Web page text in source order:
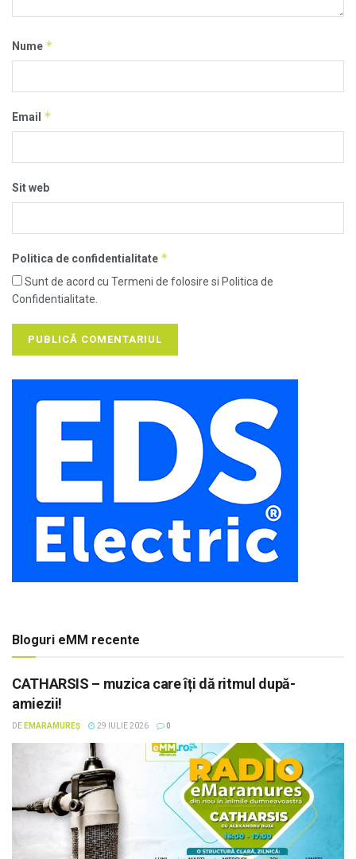
Nume *
Email *
Sit web
Politica de confidentialitate *
Sunt de acord cu Termeni de folosire si Politica de
Confidentialitate.
Bloguri eMM recente
CATHARSIS – muzica care îți dă ritmul după-
amiezii!
DE EMARAMUREȘ 29 IULIE 2026 0